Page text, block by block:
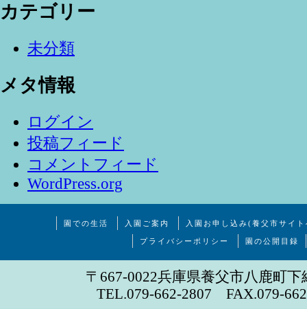
カテゴリー
未分類
メタ情報
ログイン
投稿フィード
コメントフィード
WordPress.org
園での生活 入園ご案内 入園お申し込み(養父市サイ
プライバシーポリシー 園の公開目録
〒667-0022兵庫県養父市八鹿町下
TEL.079-662-2807 FAX.079-